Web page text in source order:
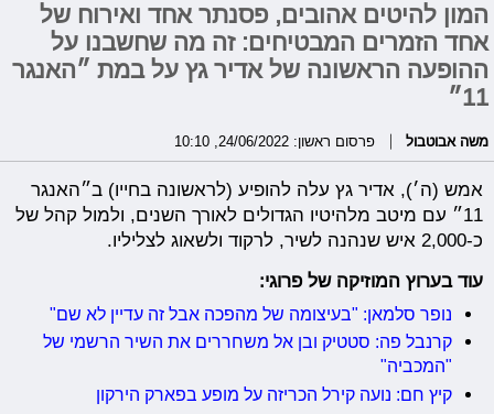
המון להיטים אהובים, פסנתר אחד ואירוח של
אחד הזמרים המבטיחים: זה מה שחשבנו על
ההופעה הראשונה של אדיר גץ על במת ״האנגר
11״
משה אבוטבול פרסום ראשון: 24/06/2022, 10:10
אמש (ה׳), אדיר גץ עלה להופיע (לראשונה בחייו) ב״האנגר
11״ עם מיטב מלהיטיו הגדולים לאורך השנים, ולמול קהל של
כ-2,000 איש שנהנה לשיר, לרקוד ולשאוג לצליליו.
עוד בערוץ המוזיקה של פרוגי:
נופר סלמאן: "בעיצומה של מהפכה אבל זה עדיין לא שם"
קרנבל פה: סטטיק ובן אל משחררים את השיר הרשמי של
"המכביה"
קיץ חם: נועה קירל הכריזה על מופע בפארק הירקון